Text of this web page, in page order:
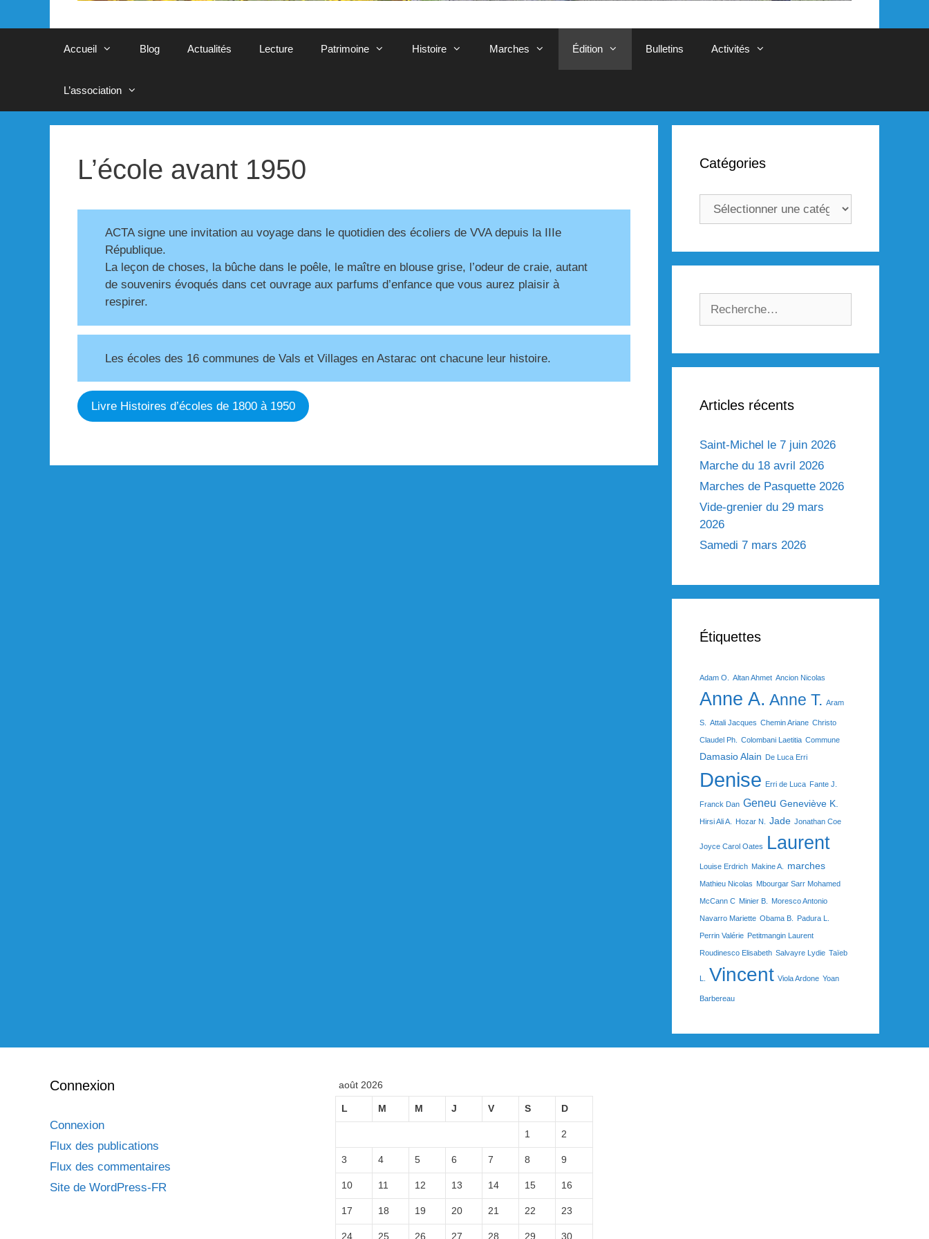
Accueil Blog Actualités Lecture Patrimoine Histoire Marches Édition Bulletins Activités
L’association
L’école avant 1950
ACTA signe une invitation au voyage dans le quotidien des écoliers de VVA depuis la IIIe
République.
La leçon de choses, la bûche dans le poêle, le maître en blouse grise, l’odeur de craie, autant
de souvenirs évoqués dans cet ouvrage aux parfums d’enfance que vous aurez plaisir à
respirer.
Les écoles des 16 communes de Vals et Villages en Astarac ont chacune leur histoire.
Livre Histoires d’écoles de 1800 à 1950
Catégories
Catégories
Articles récents
Saint-Michel le 7 juin 2026
Marche du 18 avril 2026
Marches de Pasquette 2026
Vide-grenier du 29 mars
2026
Samedi 7 mars 2026
Étiquettes
Adam O. Altan Ahmet Ancion Nicolas
Anne A. Anne T. Aram
S. Attali Jacques Chemin Ariane Christo
Claudel Ph. Colombani Laetitia Commune
Damasio Alain De Luca Erri
Denise Erri de Luca Fante J.
Franck Dan Geneu Geneviève K.
Hirsi Ali A. Hozar N. Jade Jonathan Coe
Joyce Carol Oates Laurent
Louise Erdrich Makine A. marches
Mathieu Nicolas Mbourgar Sarr Mohamed
McCann C Minier B. Moresco Antonio
Navarro Mariette Obama B. Padura L.
Perrin Valérie Petitmangin Laurent
Roudinesco Elisabeth Salvayre Lydie Taïeb
Vincent Viola Ardone Yoan
Barbereau
Connexion
Connexion
Flux des publications
Flux des commentaires
Site de WordPress-FR
août 2026
L M M J V S D
1 2
3 4 5 6 7 8 9
10 11 12 13 14 15 16
17 18 19 20 21 22 23
24 25 26 27 28 29 30